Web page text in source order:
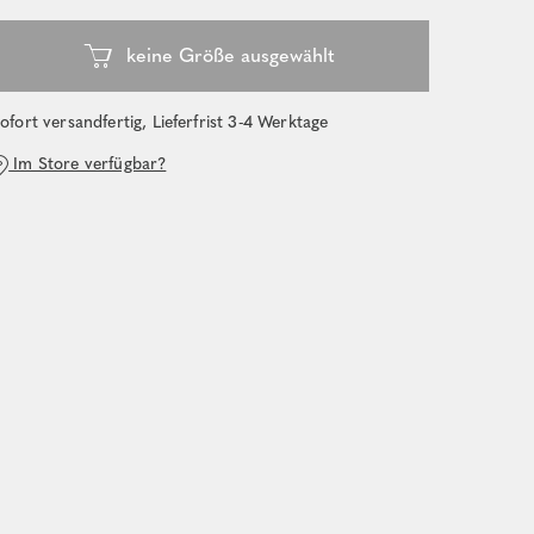
versandfertig, Lieferfrist 3-4 Werktage
Im Store verfügbar?